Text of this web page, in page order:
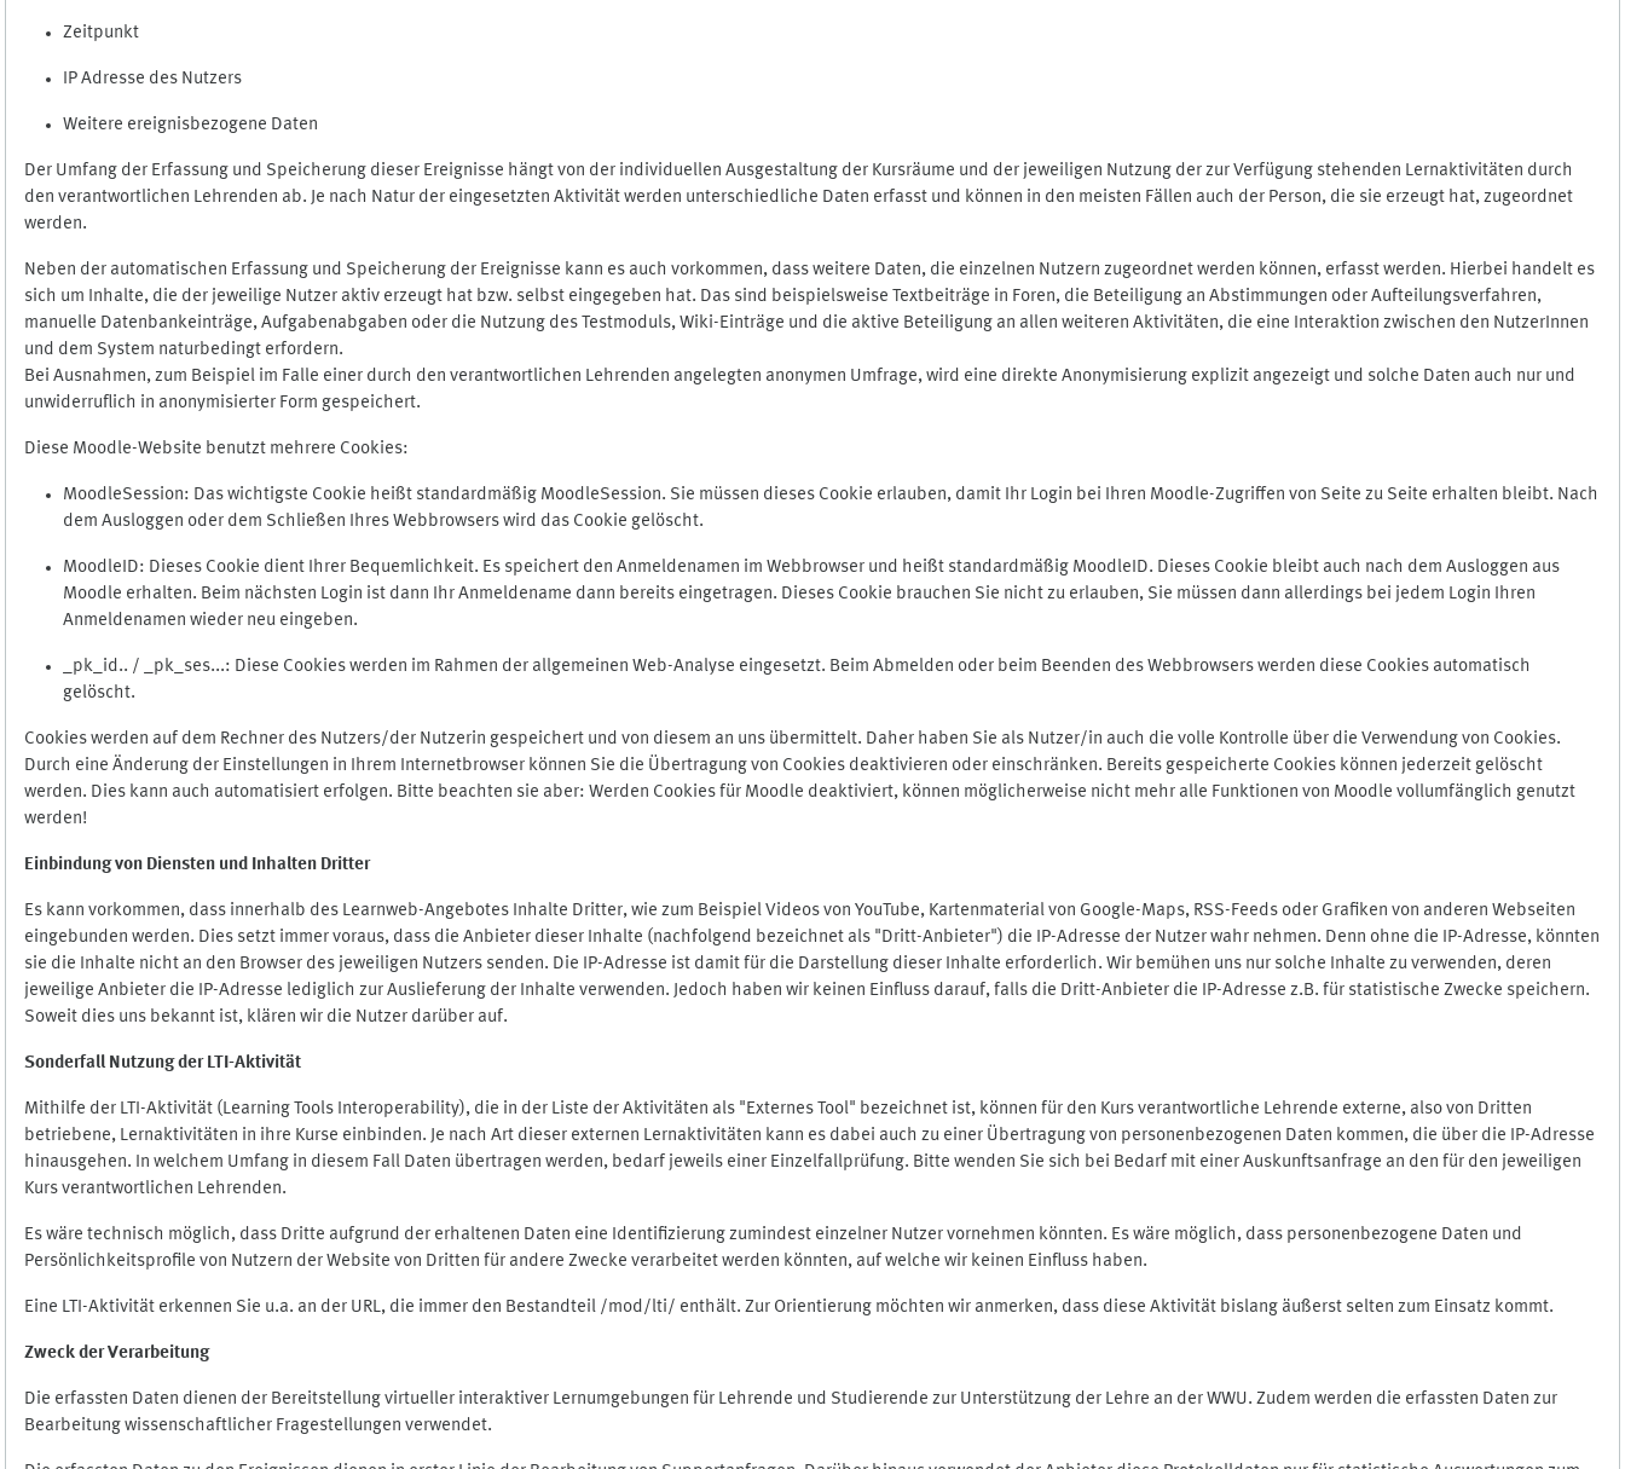
Zeitpunkt
IP Adresse des Nutzers
Weitere ereignisbezogene Daten
Der Umfang der Erfassung und Speicherung dieser Ereignisse hängt von der individuellen Ausgestaltung der Kursräume und der jeweiligen Nutzung der zur Verfügung stehenden Lernaktivitäten durch
den verantwortlichen Lehrenden ab. Je nach Natur der eingesetzten Aktivität werden unterschiedliche Daten erfasst und können in den meisten Fällen auch der Person, die sie erzeugt hat, zugeordnet
werden.
Neben der automatischen Erfassung und Speicherung der Ereignisse kann es auch vorkommen, dass weitere Daten, die einzelnen Nutzern zugeordnet werden können, erfasst werden. Hierbei handelt es
sich um Inhalte, die der jeweilige Nutzer aktiv erzeugt hat bzw. selbst eingegeben hat. Das sind beispielsweise Textbeiträge in Foren, die Beteiligung an Abstimmungen oder Aufteilungsverfahren,
manuelle Datenbankeinträge, Aufgabenabgaben oder die Nutzung des Testmoduls, Wiki-Einträge und die aktive Beteiligung an allen weiteren Aktivitäten, die eine Interaktion zwischen den NutzerInnen
und dem System naturbedingt erfordern.
Bei Ausnahmen, zum Beispiel im Falle einer durch den verantwortlichen Lehrenden angelegten anonymen Umfrage, wird eine direkte Anonymisierung explizit angezeigt und solche Daten auch nur und
unwiderruflich in anonymisierter Form gespeichert.
Diese Moodle-Website benutzt mehrere Cookies:
MoodleSession: Das wichtigste Cookie heißt standardmäßig MoodleSession. Sie müssen dieses Cookie erlauben, damit Ihr Login bei Ihren Moodle-Zugriffen von Seite zu Seite erhalten bleibt. Nach
dem Ausloggen oder dem Schließen Ihres Webbrowsers wird das Cookie gelöscht.
MoodleID: Dieses Cookie dient Ihrer Bequemlichkeit. Es speichert den Anmeldenamen im Webbrowser und heißt standardmäßig MoodleID. Dieses Cookie bleibt auch nach dem Ausloggen aus
Moodle erhalten. Beim nächsten Login ist dann Ihr Anmeldename dann bereits eingetragen. Dieses Cookie brauchen Sie nicht zu erlauben, Sie müssen dann allerdings bei jedem Login Ihren
Anmeldenamen wieder neu eingeben.
_pk_id.. / _pk_ses...: Diese Cookies werden im Rahmen der allgemeinen Web-Analyse eingesetzt. Beim Abmelden oder beim Beenden des Webbrowsers werden diese Cookies automatisch
gelöscht.
Cookies werden auf dem Rechner des Nutzers/der Nutzerin gespeichert und von diesem an uns übermittelt. Daher haben Sie als Nutzer/in auch die volle Kontrolle über die Verwendung von Cookies.
Durch eine Änderung der Einstellungen in Ihrem Internetbrowser können Sie die Übertragung von Cookies deaktivieren oder einschränken. Bereits gespeicherte Cookies können jederzeit gelöscht
werden. Dies kann auch automatisiert erfolgen. Bitte beachten sie aber: Werden Cookies für Moodle deaktiviert, können möglicherweise nicht mehr alle Funktionen von Moodle vollumfänglich genutzt
werden!
Einbindung von Diensten und Inhalten Dritter
Es kann vorkommen, dass innerhalb des Learnweb-Angebotes Inhalte Dritter, wie zum Beispiel Videos von YouTube, Kartenmaterial von Google-Maps, RSS-Feeds oder Grafiken von anderen Webseiten
eingebunden werden. Dies setzt immer voraus, dass die Anbieter dieser Inhalte (nachfolgend bezeichnet als "Dritt-Anbieter") die IP-Adresse der Nutzer wahr nehmen. Denn ohne die IP-Adresse, könnten
sie die Inhalte nicht an den Browser des jeweiligen Nutzers senden. Die IP-Adresse ist damit für die Darstellung dieser Inhalte erforderlich. Wir bemühen uns nur solche Inhalte zu verwenden, deren
jeweilige Anbieter die IP-Adresse lediglich zur Auslieferung der Inhalte verwenden. Jedoch haben wir keinen Einfluss darauf, falls die Dritt-Anbieter die IP-Adresse z.B. für statistische Zwecke speichern.
Soweit dies uns bekannt ist, klären wir die Nutzer darüber auf.
Sonderfall Nutzung der LTI-Aktivität
Mithilfe der LTI-Aktivität (Learning Tools Interoperability), die in der Liste der Aktivitäten als "Externes Tool" bezeichnet ist, können für den Kurs verantwortliche Lehrende externe, also von Dritten
betriebene, Lernaktivitäten in ihre Kurse einbinden. Je nach Art dieser externen Lernaktivitäten kann es dabei auch zu einer Übertragung von personenbezogenen Daten kommen, die über die IP-Adresse
hinausgehen. In welchem Umfang in diesem Fall Daten übertragen werden, bedarf jeweils einer Einzelfallprüfung. Bitte wenden Sie sich bei Bedarf mit einer Auskunftsanfrage an den für den jeweiligen
Kurs verantwortlichen Lehrenden.
Es wäre technisch möglich, dass Dritte aufgrund der erhaltenen Daten eine Identifizierung zumindest einzelner Nutzer vornehmen könnten. Es wäre möglich, dass personenbezogene Daten und
Persönlichkeitsprofile von Nutzern der Website von Dritten für andere Zwecke verarbeitet werden könnten, auf welche wir keinen Einfluss haben.
Eine LTI-Aktivität erkennen Sie u.a. an der URL, die immer den Bestandteil /mod/lti/ enthält. Zur Orientierung möchten wir anmerken, dass diese Aktivität bislang äußerst selten zum Einsatz kommt.
Zweck der Verarbeitung
Die erfassten Daten dienen der Bereitstellung virtueller interaktiver Lernumgebungen für Lehrende und Studierende zur Unterstützung der Lehre an der WWU. Zudem werden die erfassten Daten zur
Bearbeitung wissenschaftlicher Fragestellungen verwendet.